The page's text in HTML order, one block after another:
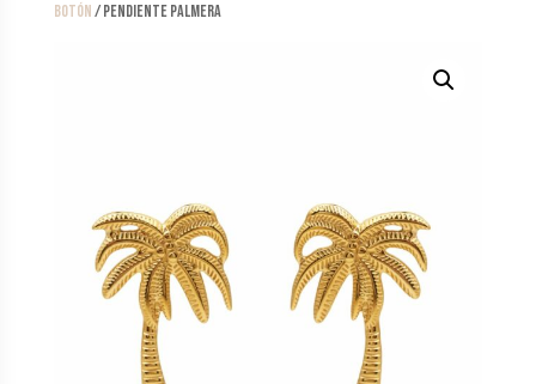
Botón/ Pendiente Palmera